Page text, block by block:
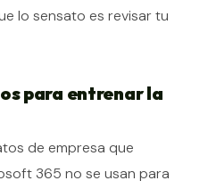
lo sensato es revisar tu
para entrenar la
de empresa que
365 no se usan para